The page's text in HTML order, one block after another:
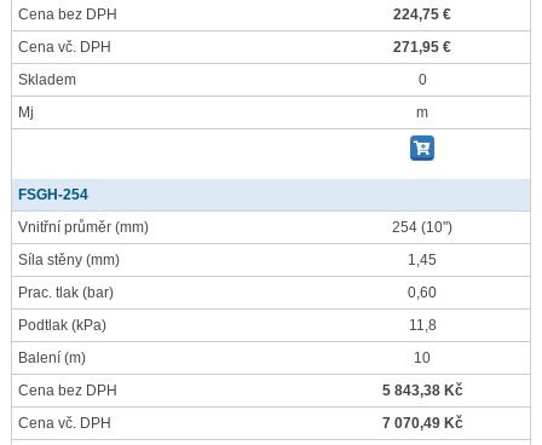
Cena bez DPH
224,75 €
Cena vč. DPH
271,95 €
Skladem
0
Mj
m
FSGH-254
Vnitřní průměr (mm)
254 (10")
Síla stěny (mm)
1,45
Prac. tlak (bar)
0,60
Podtlak (kPa)
11,8
Balení (m)
10
Cena bez DPH
5 843,38 Kč
Cena vč. DPH
7 070,49 Kč